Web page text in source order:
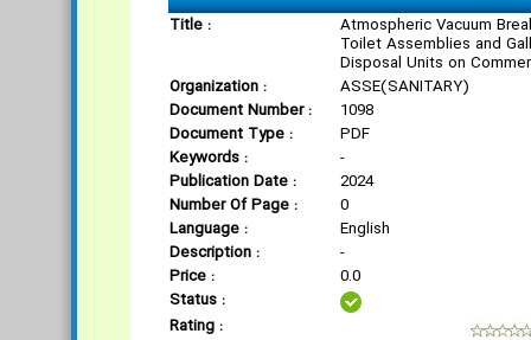
Title :
Atmospheric Vacuum
Toilet Assemblies and
Disposal Units on
Organization :
ASSE(SANITARY)
Document Number :
1098
Document Type :
PDF
Keywords :
-
Publication Date :
2024
Number Of Page :
0
Language :
English
Description :
-
Price :
0.0
Status :
Rating :